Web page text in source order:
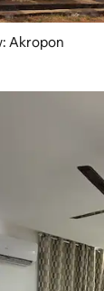
Akropon